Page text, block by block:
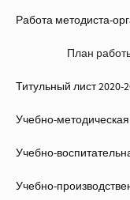
Работа методиста-
План
Титульный лист 2020-
Учебно-методическая
Учебно-
Учебно-